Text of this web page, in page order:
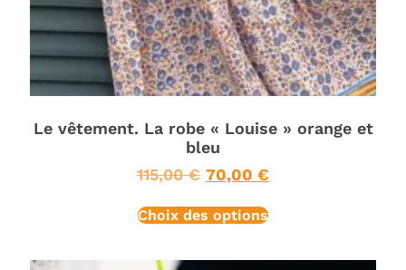
Le vêtement. La robe « Louise » orange et
bleu
115,00€ 70,00 €
Choix des options